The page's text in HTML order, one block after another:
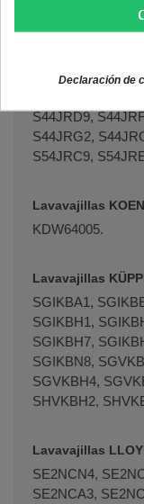
Lavavajillas
S44JRA2,
S44JRB4,
S44JRD9,
S44JRG2,
S54JRC9,
Lavavajillas
KDW64005.
Lavavajillas
SGIKBA1,
SGIKBH1,
SGIKBH7,
SGIKBN8,
SGVKBH4,
SHVKBH2,
Lavavajillas
SE2NCN4,
SE2NCA3,
Declaración de